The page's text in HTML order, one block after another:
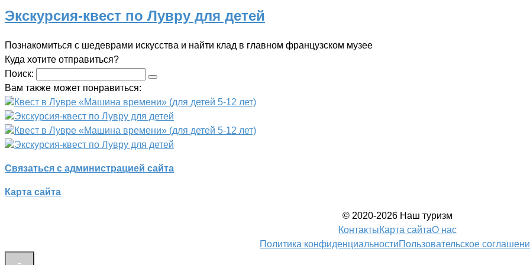
Экскурсия-квест по Лувру для детей
Познакомиться с шедеврами искусства и найти клад в главном французском музее
Куда хотите отправиться?
Поиск:
Вам также может понравиться:
Квест в Лувре «Машина времени» (для детей 5-12 лет)
Экскурсия-квест по Лувру для детей
Квест в Лувре «Машина времени» (для детей 5-12 лет)
Экскурсия-квест по Лувру для детей
Связаться с администрацией сайта
Карта сайта
© 2020-2026 Наш туризм
КонтактыКарта сайтаО нас
Политика конфиденциальностиПользовательское